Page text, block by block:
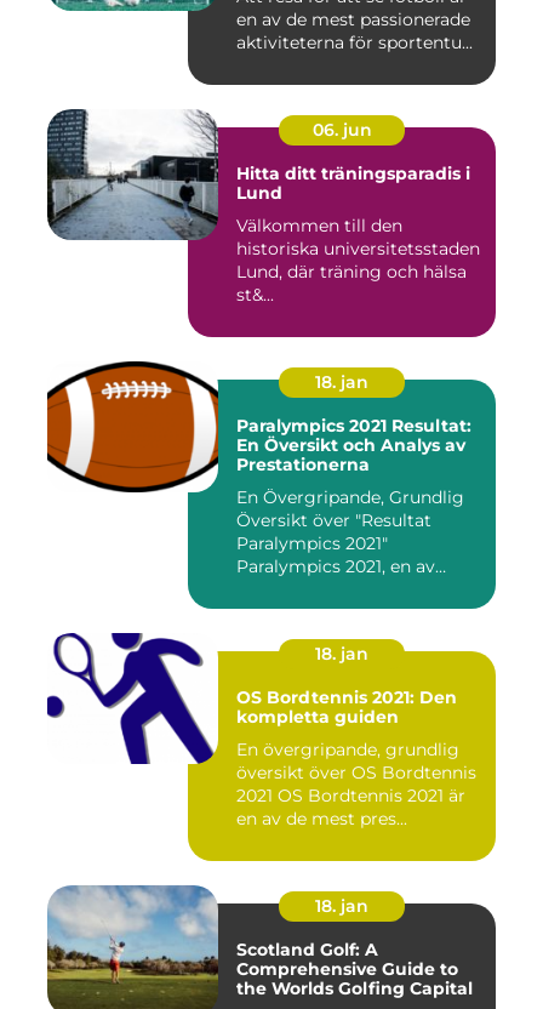
en av de mest passionerade
aktiviteterna för sportentu...
06. jun
Hitta ditt träningsparadis i
Lund
Välkommen till den
historiska universitetsstaden
Lund, där träning och hälsa
st&...
18. jan
Paralympics 2021 Resultat:
En Översikt och Analys av
Prestationerna
En Övergripande, Grundlig
Översikt över "Resultat
Paralympics 2021"
Paralympics 2021, en av
18. jan
OS Bordtennis 2021: Den
kompletta guiden
En övergripande, grundlig
översikt över OS Bordtennis
2021 OS Bordtennis 2021 är
en av de mest pres...
18. jan
Scotland Golf: A
Comprehensive Guide to
the Worlds Golfing Capital